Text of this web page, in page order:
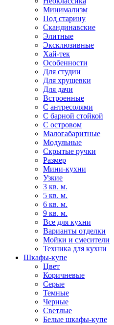
Минимализм
Под старину
Скандинавские
Элитные
Эксклюзивные
Хай-тек
Особенности
Для студии
Для хрущевки
Для дачи
Встроенные
С антресолями
С барной стойкой
С островом
Малогабаритные
Модульные
Скрытые ручки
Размер
Мини-кухни
Узкие
3 кв. м.
5 кв. м.
6 кв. м.
9 кв. м.
Все для кухни
Варианты отделки
Мойки и смесители
Техника для кухни
Шкафы-купе
Цвет
Коричневые
Серые
Темные
Черные
Светлые
Белые шкафы-купе